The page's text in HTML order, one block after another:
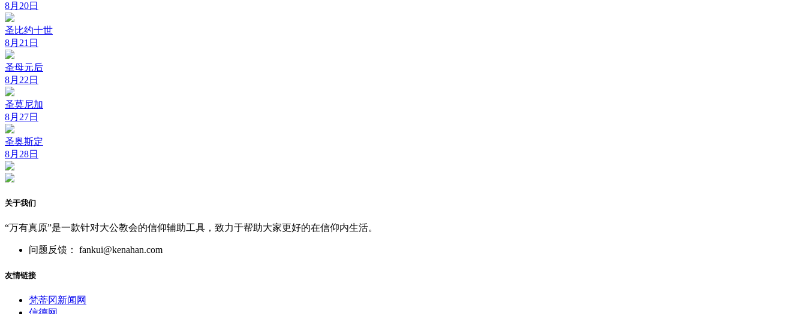
8月20日
圣比约十世
8月21日
圣母元后
8月22日
圣莫尼加
8月27日
圣奥斯定
8月28日
关于我们
“万有真原”是一款针对大公教会的信仰辅助工具，致力于帮助大家更好的在信仰内生活。
问题反馈： fankui@kenahan.com
友情链接
梵蒂冈新闻网